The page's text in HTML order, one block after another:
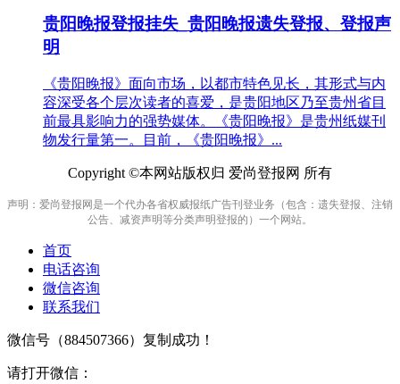
贵阳晚报登报挂失_贵阳晚报遗失登报、登报声
明
《贵阳晚报》面向市场，以都市特色见长，其形式与内
容深受各个层次读者的喜爱，是贵阳地区乃至贵州省目
前最具影响力的强势媒体。《贵阳晚报》是贵州纸媒刊
物发行量第一。目前，《贵阳晚报》...
Copyright ©本网站版权归 爱尚登报网 所有
声明：爱尚登报网是一个代办各省权威报纸广告刊登业务（包含：遗失登报、注销
公告、减资声明等分类声明登报的）一个网站。
首页
电话咨询
微信咨询
联系我们
微信号（884507366）复制成功！
请打开微信：